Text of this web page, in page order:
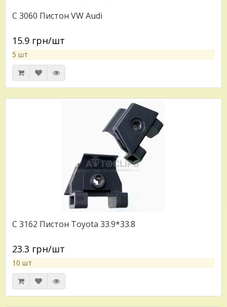
C 3060 Пистон VW Audi
15.9 грн/шт
5 шт
C 3162 Пистон Toyota 33.9*33.8
23.3 грн/шт
10 шт